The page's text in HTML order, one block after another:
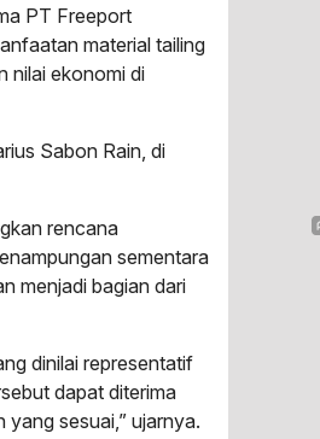
PT Freeport
material tailing
nilai ekonomi di
Sabon Rain, di
rencana
sementara
menjadi bagian dari
dinilai representatif
dapat diterima
sesuai,” ujarnya.